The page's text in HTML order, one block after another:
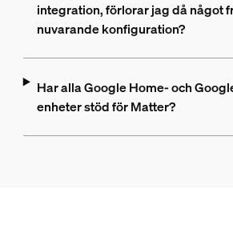
integration, förlorar jag då något
nuvarande konfiguration?
Har alla Google Home- och
enheter stöd för Matter?